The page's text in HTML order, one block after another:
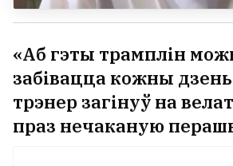
«Аб гэты трамплін
забівацца кожны
трэнер загінуў на
праз нечаканую